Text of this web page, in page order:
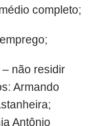
completo;
não residir
Armando
Antônio